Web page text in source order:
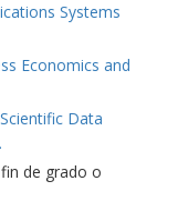
Systems
Economics and
Data
de grado o